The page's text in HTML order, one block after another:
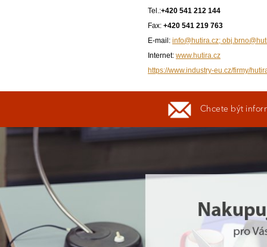
Tel.:+420 541 212 144
Fax: +420 541 219 763
E-mail: info@hutira.cz;
Internet: www.hutira.cz
https://www.industry-eu.cz/firmy/
Chcete být